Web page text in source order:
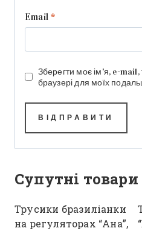
Email*
Зберегти моє ім'я, e-
браузері для моїх
Супутні товари
Трусики бразиліанки
на регуляторах “Ана”,